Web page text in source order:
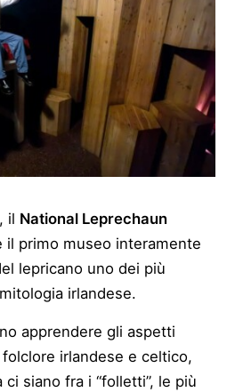
il National Leprechaun
il primo museo interamente
lepricano uno dei più
irlandese.
apprendere gli aspetti
irlandese e celtico,
siano fra i “folletti”, le più